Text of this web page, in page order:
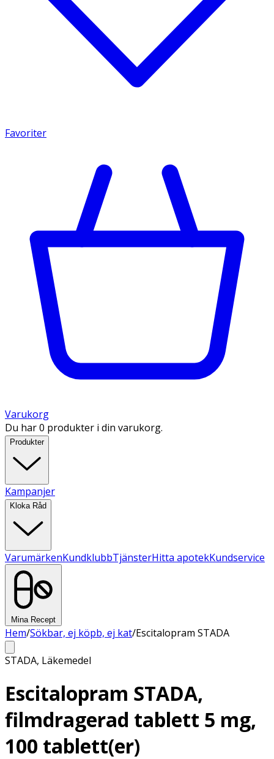
Favoriter
Varukorg
Du har 0 produkter i din varukorg.
Produkter
Kampanjer
Kloka Råd
VarumärkenKundklubbTjänsterHitta apotekKundservice
Mina Recept
Hem/Sökbar, ej köpb, ej kat/Escitalopram STADA
STADA, Läkemedel
Escitalopram STADA,
filmdragerad tablett 5 mg,
100 tablett(er)